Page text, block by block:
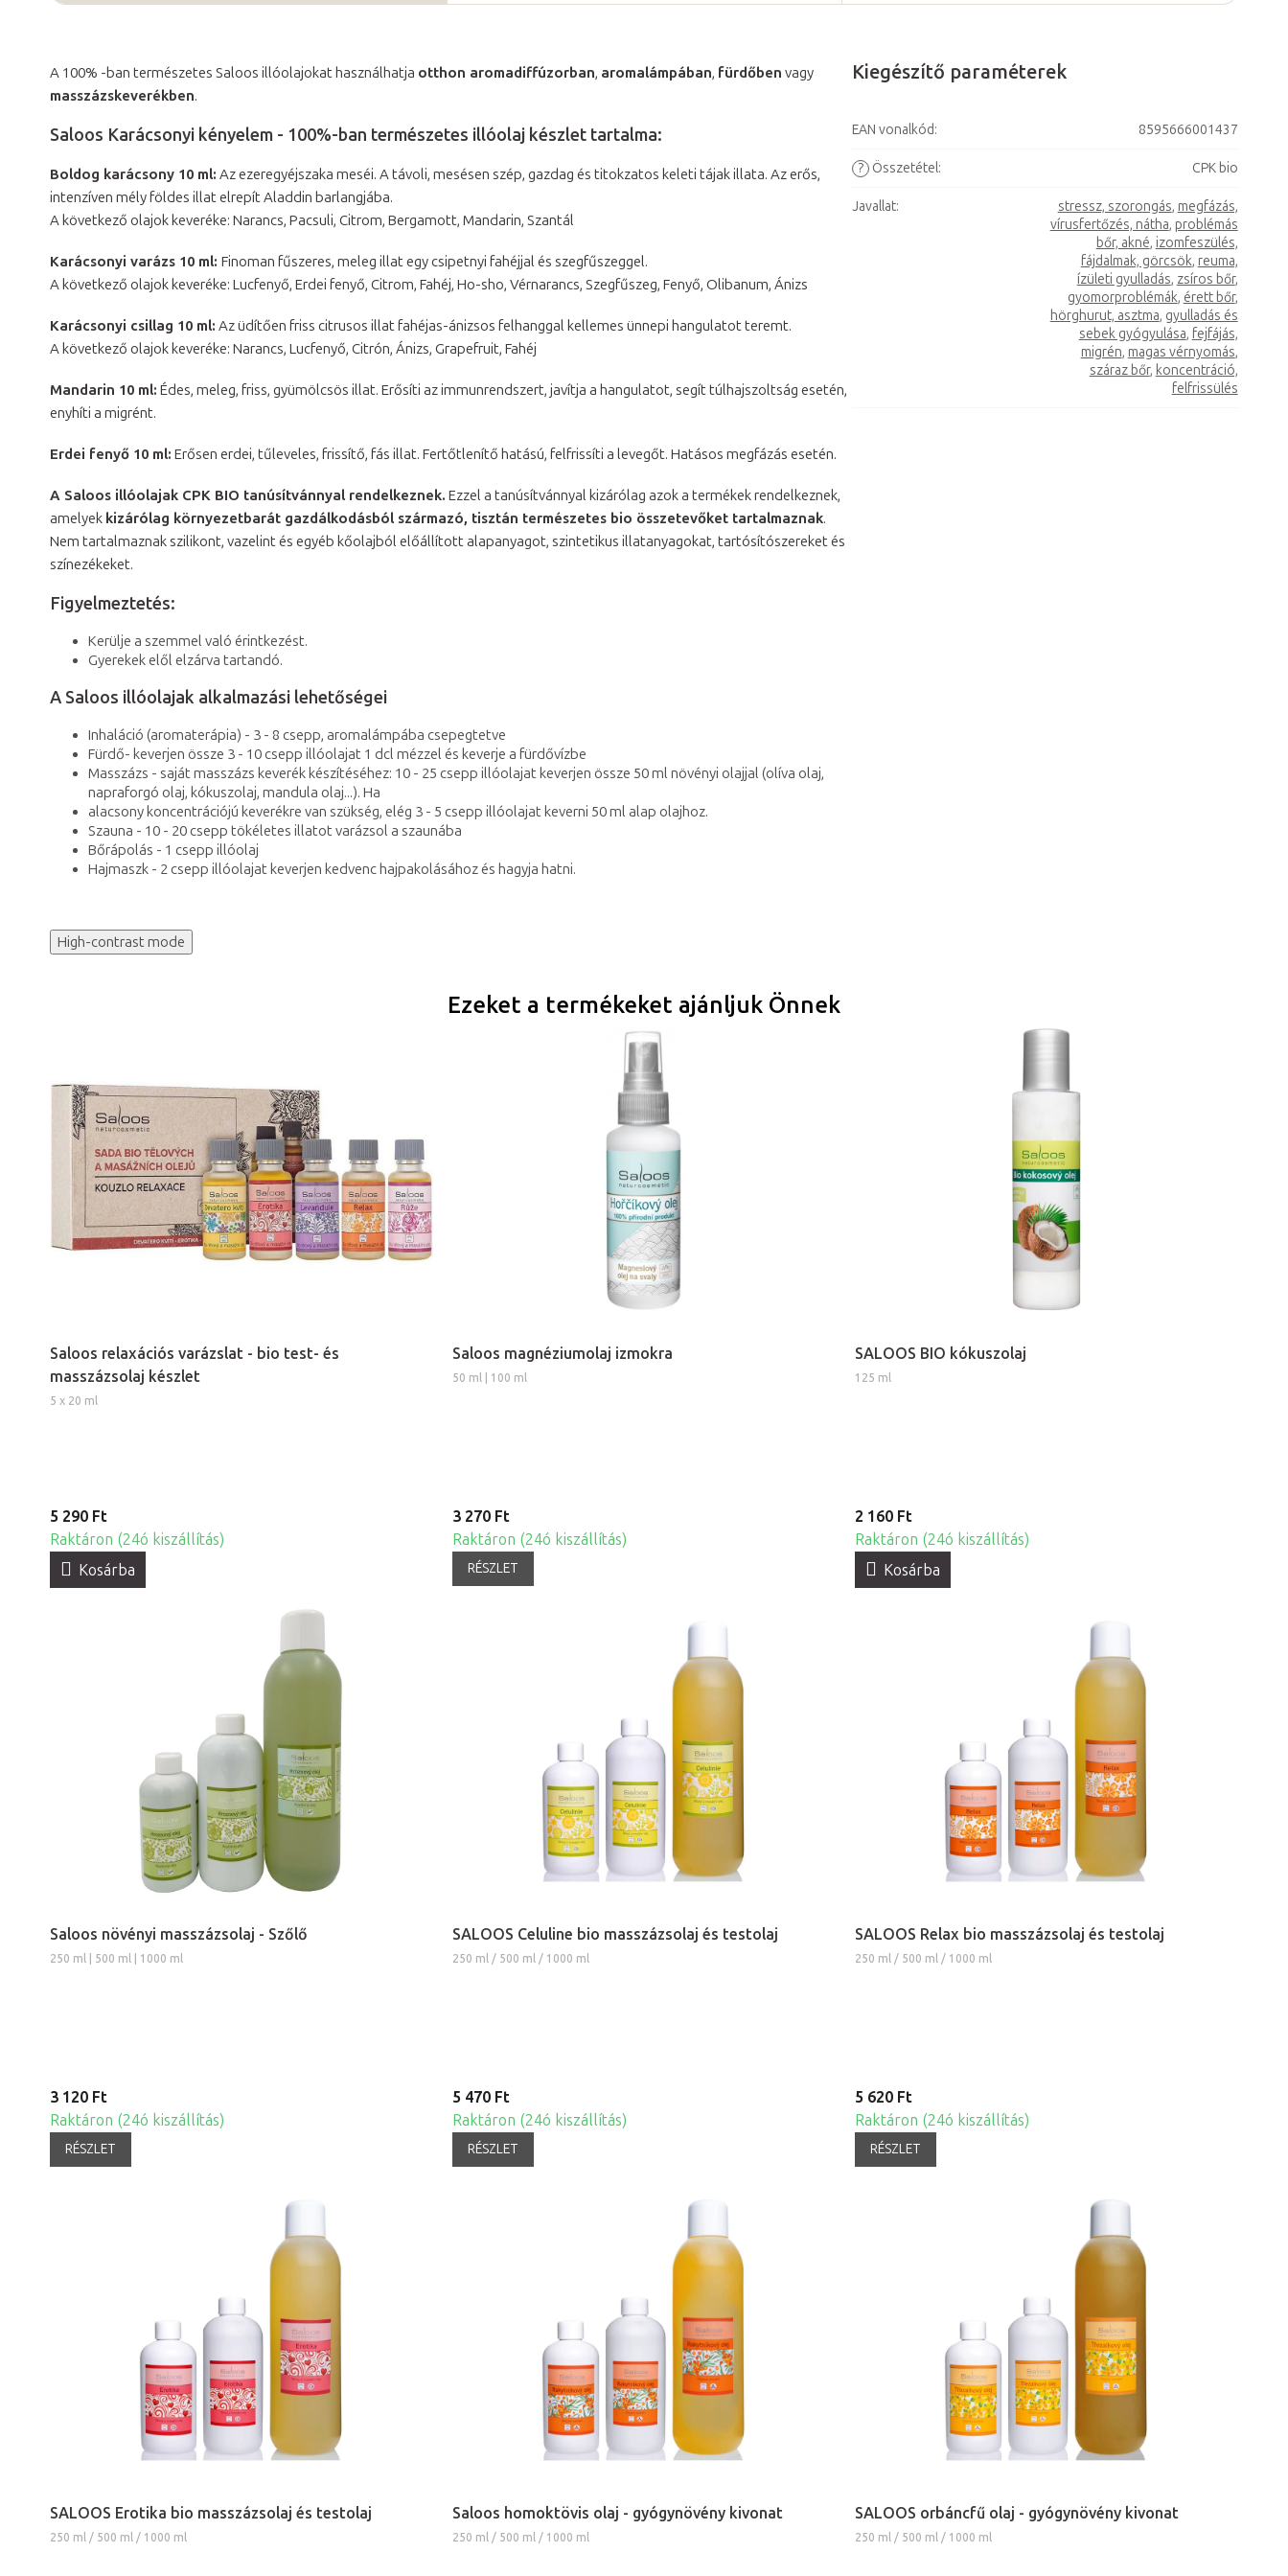
A 100% -ban természetes Saloos illóolajokat használhatja otthon aromadiffúzorban, aromalámpában, fürdőben vagy
masszázskeverékben.
Saloos Karácsonyi kényelem - 100%-ban természetes illóolaj készlet tartalma:
Boldog karácsony 10 ml: Az ezeregyéjszaka meséi. A távoli, mesésen szép, gazdag és titokzatos keleti tájak illata. Az erős,
intenzíven mély földes illat elrepít Aladdin barlangjába.
A következő olajok keveréke: Narancs, Pacsuli, Citrom, Bergamott, Mandarin, Szantál
Karácsonyi varázs 10 ml: Finoman fűszeres, meleg illat egy csipetnyi fahéjjal és szegfűszeggel.
A következő olajok keveréke: Lucfenyő, Erdei fenyő, Citrom, Fahéj, Ho-sho, Vérnarancs, Szegfűszeg, Fenyő, Olibanum, Ánizs
Karácsonyi csillag 10 ml: Az üdítően friss citrusos illat fahéjas-ánizsos felhanggal kellemes ünnepi hangulatot teremt.
A következő olajok keveréke: Narancs, Lucfenyő, Citrón, Ánizs, Grapefruit, Fahéj
Mandarin 10 ml: Édes, meleg, friss, gyümölcsös illat. Erősíti az immunrendszert, javítja a hangulatot, segít túlhajszoltság esetén,
enyhíti a migrént.
Erdei fenyő 10 ml: Erősen erdei, tűleveles, frissítő, fás illat. Fertőtlenítő hatású, felfrissíti a levegőt. Hatásos megfázás esetén.
A Saloos illóolajak CPK BIO tanúsítvánnyal rendelkeznek. Ezzel a tanúsítvánnyal kizárólag azok a termékek rendelkeznek,
amelyek kizárólag környezetbarát gazdálkodásból származó, tisztán természetes bio összetevőket tartalmaznak.
Nem tartalmaznak szilikont, vazelint és egyéb kőolajból előállított alapanyagot, szintetikus illatanyagokat, tartósítószereket és
színezékeket.
Figyelmeztetés:
Kerülje a szemmel való érintkezést.
Gyerekek elől elzárva tartandó.
A Saloos illóolajak alkalmazási lehetőségei
Inhaláció (aromaterápia) - 3 - 8 csepp, aromalámpába csepegtetve
Fürdő- keverjen össze 3 - 10 csepp illóolajat 1 dcl mézzel és keverje a fürdővízbe
Masszázs - saját masszázs keverék készítéséhez: 10 - 25 csepp illóolajat keverjen össze 50 ml növényi olajjal (olíva olaj,
napraforgó olaj, kókuszolaj, mandula olaj...). Ha
alacsony koncentrációjú keverékre van szükség, elég 3 - 5 csepp illóolajat keverni 50 ml alap olajhoz.
Szauna - 10 - 20 csepp tökéletes illatot varázsol a szaunába
Bőrápolás - 1 csepp illóolaj
Hajmaszk - 2 csepp illóolajat keverjen kedvenc hajpakolásához és hagyja hatni.
Kiegészítő paraméterek
EAN vonalkód: 8595666001437
? Összetétel: CPK bio
Javallat: stressz, szorongás, megfázás,
vírusfertőzés, nátha, problémás
bőr, akné, izomfeszülés,
fájdalmak, görcsök, reuma,
ízületi gyulladás, zsíros bőr,
gyomorproblémák, érett bőr,
hörghurut, asztma, gyulladás és
sebek gyógyulása, fejfájás,
migrén, magas vérnyomás,
száraz bőr, koncentráció,
felfrissülés
High-contrast mode
Ezeket a termékeket ajánljuk Önnek
Saloos relaxációs varázslat - bio test- és
masszázsolaj készlet
5 x 20 ml
5 290 Ft
Raktáron (24ó kiszállítás)
Kosárba
Saloos magnéziumolaj izmokra
50 ml | 100 ml
3 270 Ft
Raktáron (24ó kiszállítás)
RÉSZLET
SALOOS BIO kókuszolaj
125 ml
2 160 Ft
Raktáron (24ó kiszállítás)
Kosárba
Saloos növényi masszázsolaj - Szőlő
250 ml | 500 ml | 1000 ml
3 120 Ft
Raktáron (24ó kiszállítás)
RÉSZLET
SALOOS Celuline bio masszázsolaj és testolaj
250 ml / 500 ml / 1000 ml
5 470 Ft
Raktáron (24ó kiszállítás)
RÉSZLET
SALOOS Relax bio masszázsolaj és testolaj
250 ml / 500 ml / 1000 ml
5 620 Ft
Raktáron (24ó kiszállítás)
RÉSZLET
SALOOS Erotika bio masszázsolaj és testolaj
250 ml / 500 ml / 1000 ml
Saloos homoktövis olaj - gyógynövény kivonat
250 ml / 500 ml / 1000 ml
SALOOS orbáncfű olaj - gyógynövény kivonat
250 ml / 500 ml / 1000 ml